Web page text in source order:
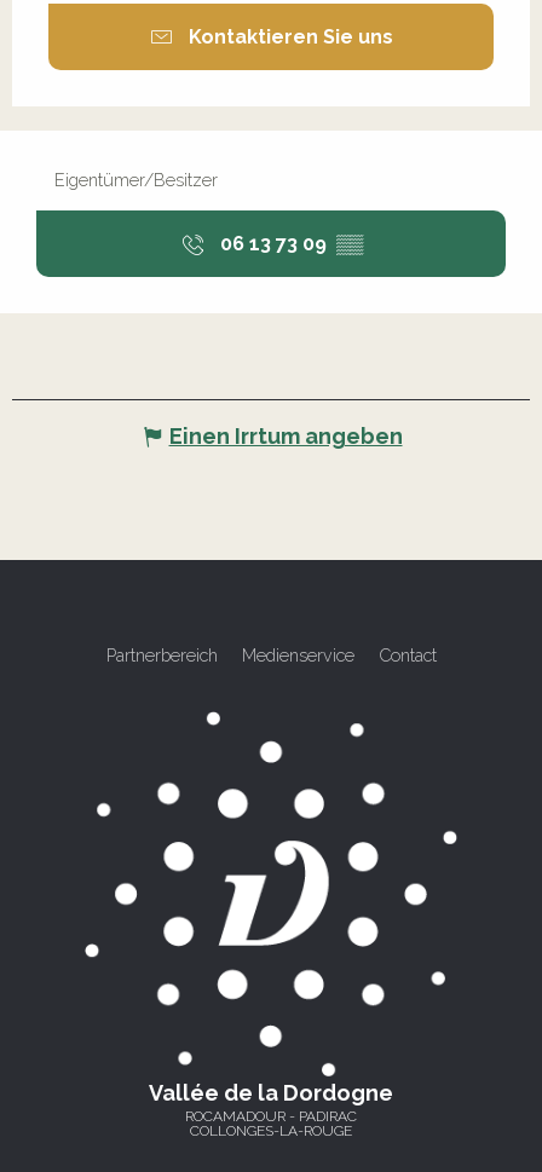
Kontaktieren Sie uns
Eigentümer/Besitzer
06 13 73 09 ▒▒
Einen Irrtum angeben
Partnerbereich Medienservice Contact
Vallée de la Dordogne
ROCAMADOUR - PADIRAC
COLLONGES-LA-ROUGE